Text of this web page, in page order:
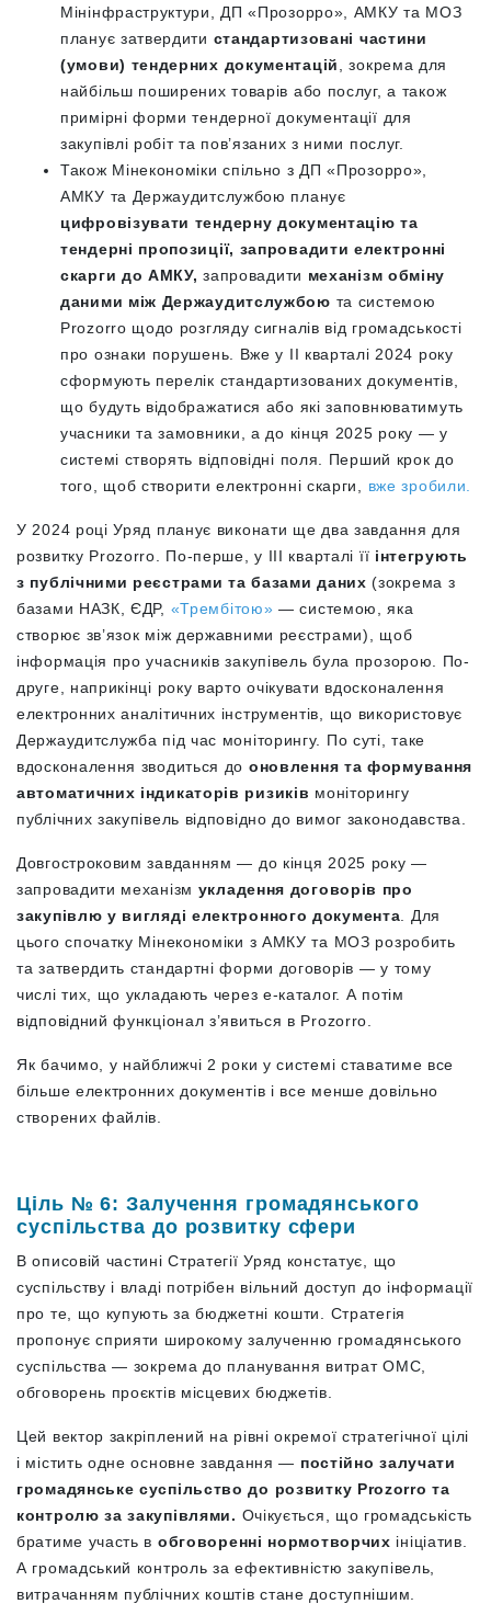
Мінінфраструктури, ДП «Прозорро», АМКУ та МОЗ
планує затвердити стандартизовані частини
(умови) тендерних документацій
, зокрема для
найбільш поширених товарів або послуг, а також
примірні форми тендерної документації для
закупівлі робіт та пов’язаних з ними послуг.
Також Мінекономіки спільно з ДП «Прозорро»,
АМКУ та Держаудитслужбою планує
цифровізувати тендерну документацію та
тендерні пропозиції, запровадити електронні
скарги до АМКУ, запровадити механізм обміну
даними між Держаудитслужбою та системою
Prozorro щодо розгляду сигналів від громадськості
про ознаки порушень. Вже у ІІ кварталі 2024 року
сформують перелік стандартизованих документів,
що будуть відображатися або які заповнюватимуть
учасники та замовники, а до кінця 2025 року — у
системі створять відповідні поля. Перший крок до
того, щоб створити електронні скарги, вже зробили.
У 2024 році Уряд планує виконати ще два завдання для
розвитку Prozorro. По-перше, у ІІІ кварталі її інтегрують
з публічними реєстрами та базами даних (зокрема з
базами НАЗК, ЄДР, «Трембітою» — системою, яка
створює зв’язок між державними реєстрами), щоб
інформація про учасників закупівель була прозорою. По-
друге, наприкінці року варто очікувати вдосконалення
електронних аналітичних інструментів, що використовує
Держаудитслужба під час моніторингу. По суті, таке
вдосконалення зводиться до оновлення та формування
автоматичних індикаторів ризиків моніторингу
публічних закупівель відповідно до вимог законодавства.
Довгостроковим завданням — до кінця 2025 року —
запровадити механізм укладення договорів про
закупівлю у вигляді електронного документа . Для
цього спочатку Мінекономіки з АМКУ та МОЗ розробить
та затвердить стандартні форми договорів — у тому
числі тих, що укладають через е-каталог. А потім
відповідний функціонал з’явиться в Prozorro.
Як бачимо, у найближчі 2 роки у системі ставатиме все
більше електронних документів і все менше довільно
створених файлів.
Ціль № 6: Залучення громадянського
суспільства до розвитку сфери
В описовій частині Стратегії Уряд констатує, що
суспільству і владі потрібен вільний доступ до інформації
про те, що купують за бюджетні кошти. Стратегія
пропонує сприяти широкому залученню громадянського
суспільства — зокрема до планування витрат ОМС,
обговорень проєктів місцевих бюджетів.
Цей вектор закріплений на рівні окремої стратегічної цілі
і містить одне основне завдання — постійно залучати
громадянське суспільство до розвитку Prozorro та
контролю за закупівлями. Очікується, що громадськість
братиме участь в обговоренні нормотворчих ініціатив.
А громадський контроль за ефективністю закупівель,
витрачанням публічних коштів стане доступнішим.